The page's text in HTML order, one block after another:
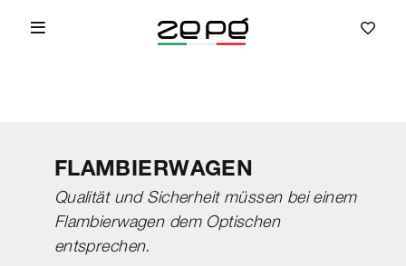
FLAMBIERWAGEN
Qualität und Sicherheit müssen bei einem
Flambierwagen dem Optischen
entsprechen.